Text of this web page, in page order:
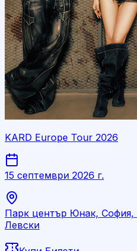
KARD Europe Tour 2026
15 септември 2026 г.
Парк център Юнак, София,
Левски